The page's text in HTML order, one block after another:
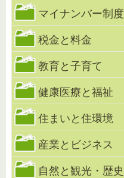
マイナンバー制度
税金と料金
教育と子育て
健康医療と福祉
住まいと住環境
産業とビジネス
自然と観光・歴史